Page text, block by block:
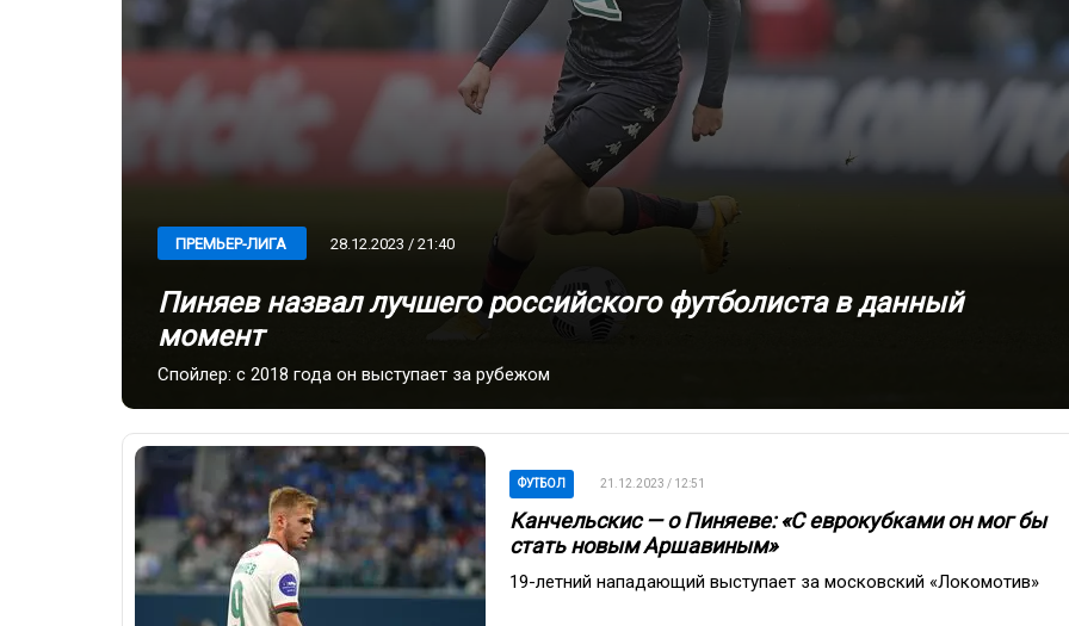
ПРЕМЬЕР-ЛИГА 28.12.2023 / 21:40
Пиняев назвал лучшего российского футболиста в данный
момент
Спойлер: с 2018 года он выступает за рубежом
ФУТБОЛ 21.12.2023 / 12:51
Канчельскис — о Пиняеве: «С еврокубками он мог бы
стать новым Аршавиным»
19-летний нападающий выступает за московский «Локомотив»